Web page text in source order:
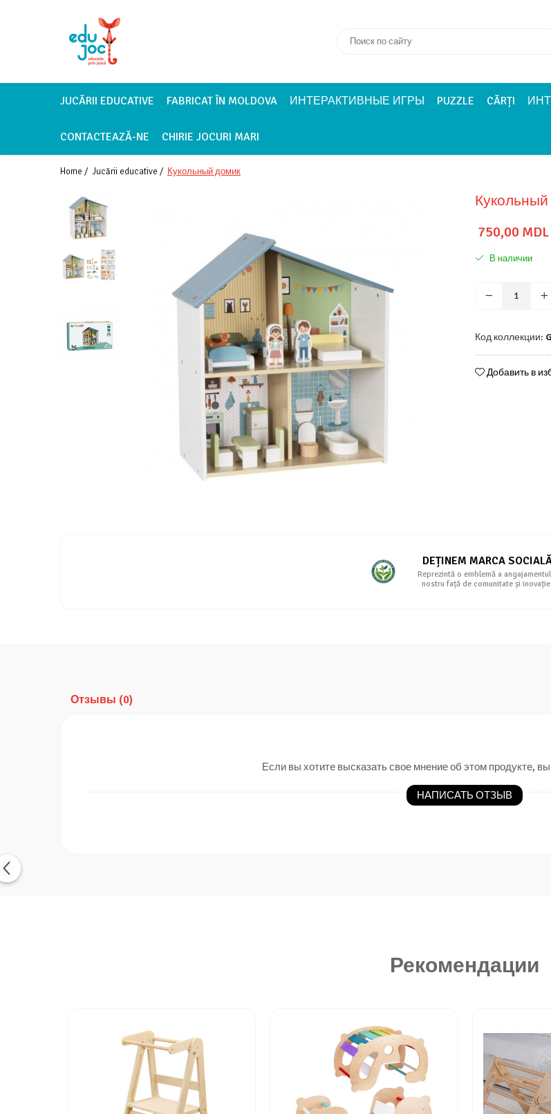
Alege Vârsta
JUCĂRII EDUCATIVE FABRICAT ÎN MOLDOVA ИНТЕРАКТИВНЫЕ ИГРЫ PUZZLE CĂRȚI
CONTACTEAZĂ-NE CHIRIE JOCURI MARI
Home / Jucării educative / Кукольный домик
750,00 MDL
В наличии
Код коллекции:
Добавить в
DEȚINEM MARCA
Reprezintă o emblemă a
nostru față de comunitate și
Отзывы (0)
Если вы хотите высказать свое мнение об этом продукте,
НАПИСАТЬ ОТЗЫВ
Рекомендации